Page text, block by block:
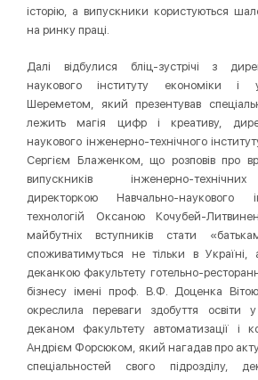
історію, а випускники користуються
на ринку праці.
Далі відбулися бліц-зустрічі з
наукового інституту економіки і
Шереметом, який презентував
лежить магія цифр і креативу,
наукового інженерно-технічного
Сергієм Блаженком, що розповів про
випускників інженерно-
директоркою Навчально-наукового
технологій Оксаною Кочубей-
майбутніх вступників стати
споживатимуться не тільки в
деканкою факультету готельно-
бізнесу імені проф. В.Ф. Доценка
окреслила переваги здобуття освіти у
деканом факультету автоматизації і
Андрієм Форсюком, який нагадав про
спеціальностей свого підрозділу,